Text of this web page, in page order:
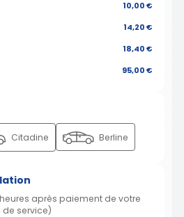
10,00 €
14,20 €
18,40 €
95,00 €
Citadine Berline
après paiement de votre
service)